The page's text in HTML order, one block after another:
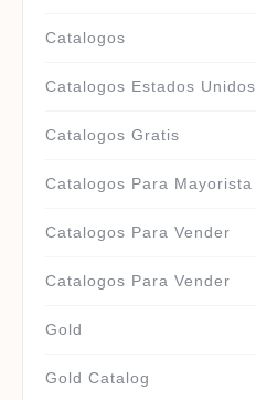
Catalogos
Catalogos Estados Unidos
Catalogos Gratis
Catalogos Para Mayorista
Catalogos Para Vender
Catalogos Para Vender
Gold
Gold Catalog